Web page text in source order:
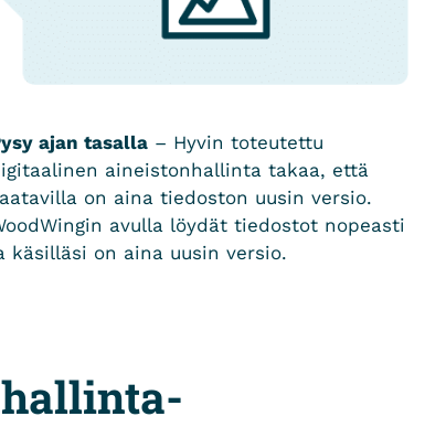
ajan tasalla – Hyvin toteutettu
aineistonhallinta takaa, että
on aina tiedoston uusin versio.
avulla löydät tiedostot nopeasti
käsilläsi on aina uusin versio.